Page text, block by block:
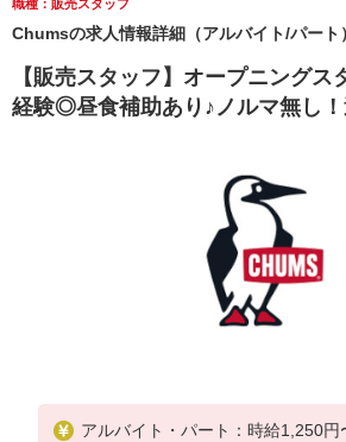
職種：販売スタッフ
Chumsの求人情報詳細（アルバイト/パート
【販売スタッフ】オープニングス
経験◎昼食補助あり♪ノルマ無し！
アルバイト・パート：時給1,250円